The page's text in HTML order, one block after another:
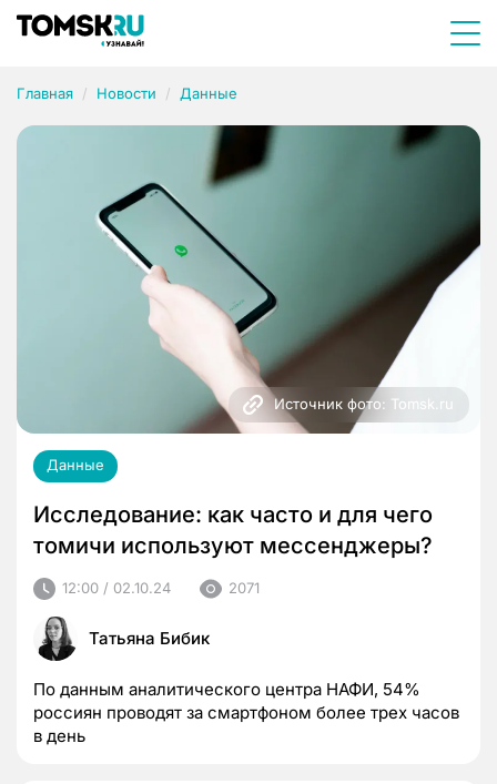
Главная Новости Данные
Источник фото: Tomsk.ru
Данные
Исследование: как часто и для чего
томичи используют мессенджеры?
12:00 / 02.10.24 2071
Татьяна Бибик
По данным аналитического центра НАФИ, 54%
россиян проводят за смартфоном более трех часов
в день